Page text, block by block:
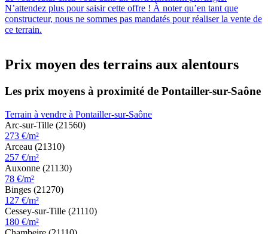
N’attendez plus pour saisir cette offre ! À noter qu’en tant que
constructeur, nous ne sommes pas mandatés pour réaliser la vente de
ce terrain.
Prix moyen des terrains aux alentours
Les prix moyens à proximité de Pontailler-sur-Saône
Terrain à vendre à Pontailler-sur-Saône
Arc-sur-Tille (21560)
273 €/m²
Arceau (21310)
257 €/m²
Auxonne (21130)
78 €/m²
Binges (21270)
127 €/m²
Cessey-sur-Tille (21110)
180 €/m²